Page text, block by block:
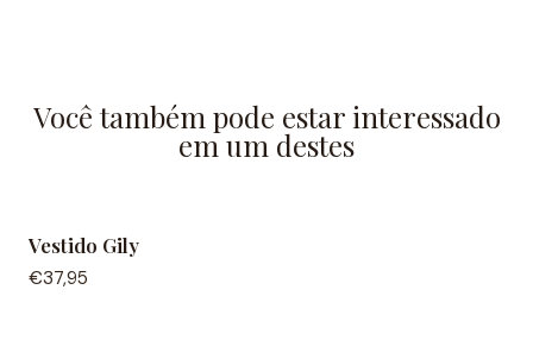
Você também pode estar interessado
em um destes
Vestido Gily
€37,95